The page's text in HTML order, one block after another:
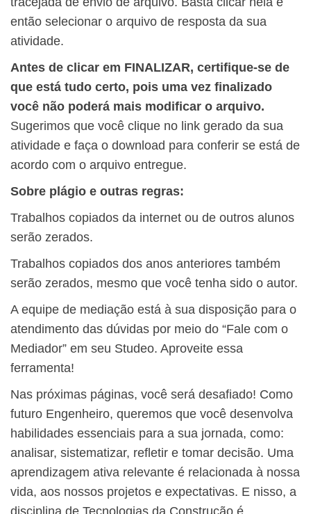
então selecionar o arquivo de resposta da sua
atividade.
Antes de clicar em FINALIZAR, certifique-se de
que está tudo certo, pois uma vez finalizado
você não poderá mais modificar o arquivo.
Sugerimos que você clique no link gerado da sua
atividade e faça o download para conferir se está de
acordo com o arquivo entregue.
Sobre plágio e outras regras:
Trabalhos copiados da internet ou de outros alunos
serão zerados.
Trabalhos copiados dos anos anteriores também
serão zerados, mesmo que você tenha sido o autor.
A equipe de mediação está à sua disposição para o
atendimento das dúvidas por meio do “Fale com o
Mediador” em seu Studeo. Aproveite essa
ferramenta!
Nas próximas páginas, você será desafiado! Como
futuro Engenheiro, queremos que você desenvolva
habilidades essenciais para a sua jornada, como:
analisar, sistematizar, refletir e tomar decisão. Uma
aprendizagem ativa relevante é relacionada à nossa
vida, aos nossos projetos e expectativas. E nisso, a